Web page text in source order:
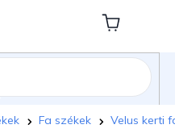
Kosár
Fa székek Velus kerti